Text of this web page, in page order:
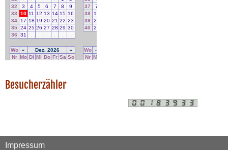
Besucherzähler
Impressum